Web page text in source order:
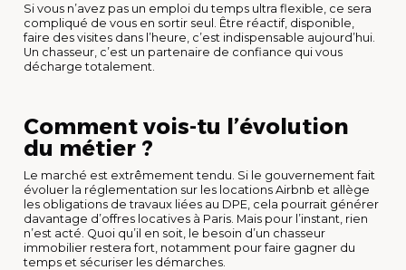
Si vous n’avez pas un emploi du temps ultra flexible, ce sera
compliqué de vous en sortir seul. Être réactif, disponible,
faire des visites dans l’heure, c’est indispensable aujourd’hui.
Un chasseur, c’est un partenaire de confiance qui vous
décharge totalement.
Comment vois-tu l’évolution
du métier ?
Le marché est extrêmement tendu. Si le gouvernement fait
évoluer la réglementation sur les locations Airbnb et allège
les obligations de travaux liées au DPE, cela pourrait générer
davantage d’offres locatives à Paris. Mais pour l’instant, rien
n’est acté. Quoi qu’il en soit, le besoin d’un chasseur
immobilier restera fort, notamment pour faire gagner du
temps et sécuriser les démarches.